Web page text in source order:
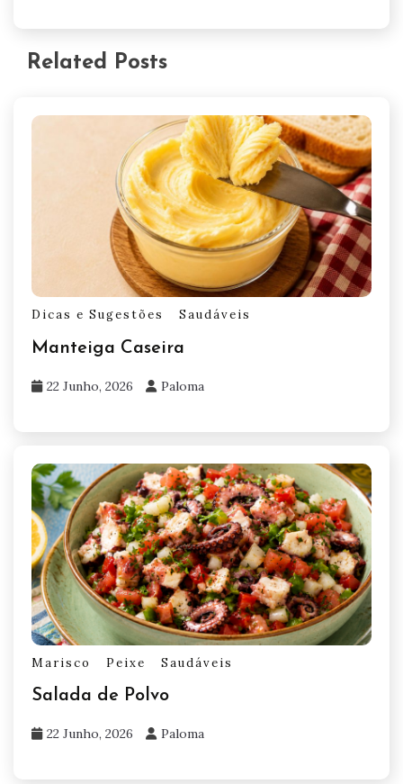
Related Posts
Dicas e Sugestões Saudáveis
Manteiga Caseira
22 Junho, 2026 Paloma
Marisco Peixe Saudáveis
Salada de Polvo
22 Junho, 2026 Paloma